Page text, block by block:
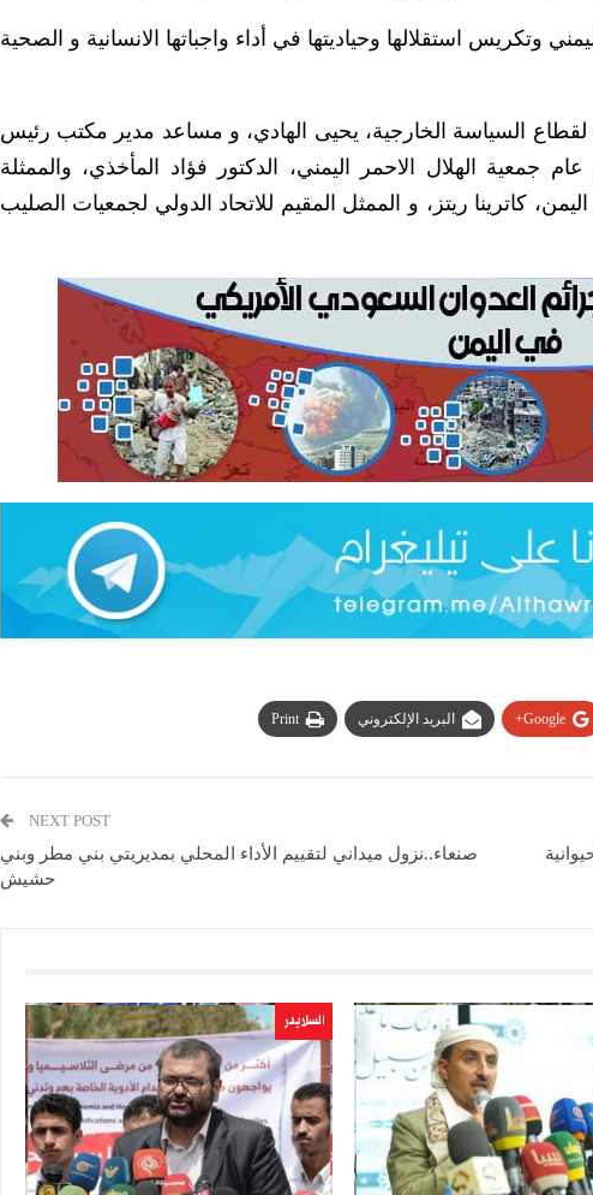
وتكريس استقلالها وحياديتها في أداء واجباتها الانسانية و الصحية
لقطاع السياسة الخارجية، يحيى الهادي، و مساعد مدير مكتب رئيس
جمعية الهلال الاحمر اليمني، الدكتور فؤاد المأخذي، والممثلة
كاترينا ريتز، و الممثل المقيم للاتحاد الدولي لجمعيات الصليب
Google+ البريد الإلكتروني Print
NEXT POST
صنعاء..نزول ميداني لتقييم الأداء المحلي بمديريتي بني مطر وبني
حشيش
السلايدر